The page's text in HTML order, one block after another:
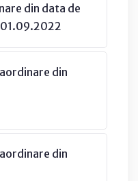
din data de
din
din